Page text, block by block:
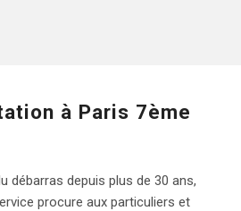
à Paris 7ème
débarras depuis plus de 30 ans,
procure aux particuliers et